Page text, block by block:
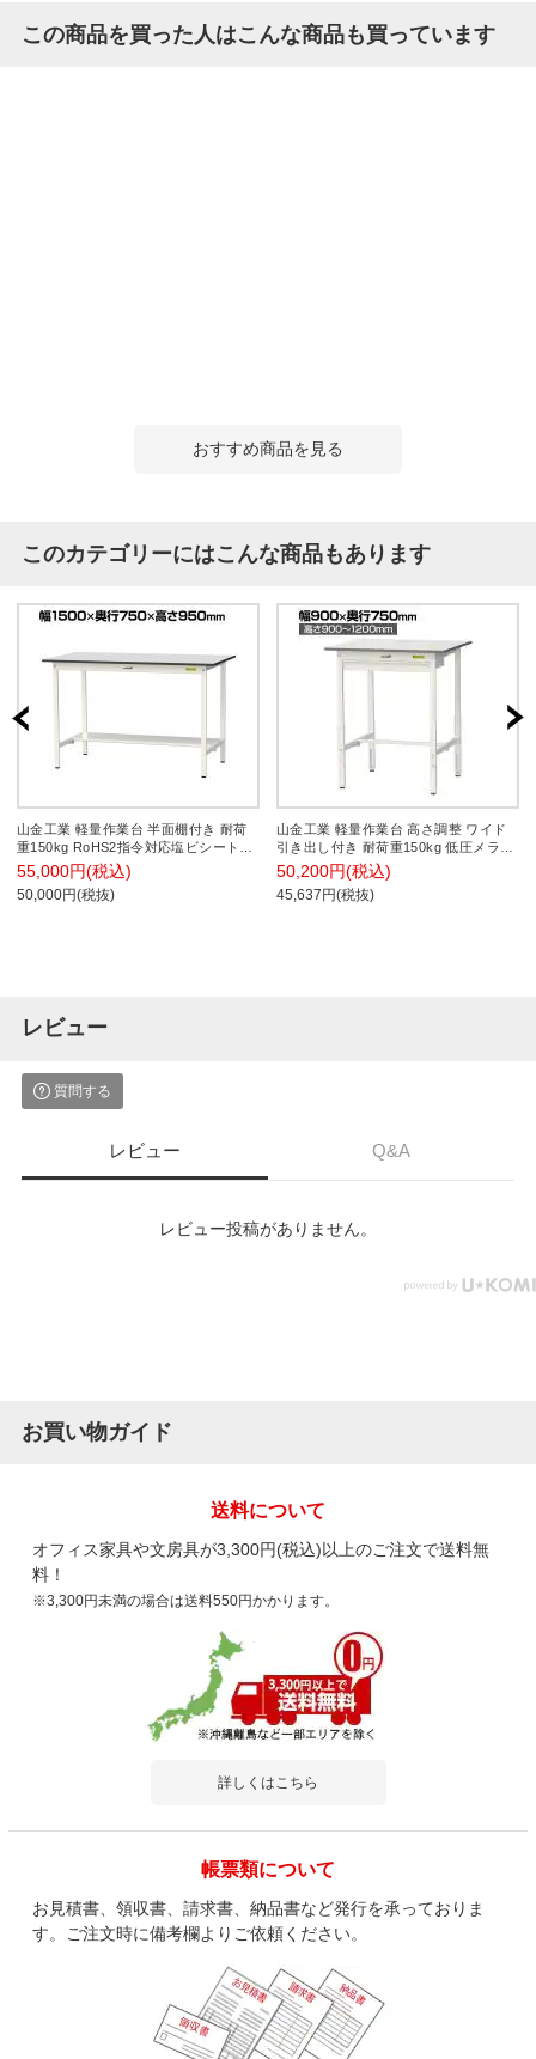
この商品を買った人はこんな商品も買っています
おすすめ商品を見る
このカテゴリーにはこんな商品もあります
山金工業 軽量作業台 半面棚付き 耐荷
重150kg RoHS2指令対応塩ビシート天
板 ワークテーブル 150シリーズ 幅
1500×奥行750×高さ950mm SURH-
1575T-GYW
55,000円(税込)
50,000円(税抜)
山金工業 軽量作業台 高さ調整 ワイド
引き出し付き 耐荷重150kg 低圧メラミ
ン天板 ワークテーブル 150シリーズ
SUPAH-975W 幅900×奥行750×高さ900
～1200mm
50,200円(税込)
45,637円(税抜)
レビュー
質問する
レビュー Q&A
レビュー投稿がありません。
お買い物ガイド
送料について
オフィス家具や文房具が3,300円(税込)以上のご注文で送料無
料！
※3,300円未満の場合は送料550円かかります。
詳しくはこちら
帳票類について
お見積書、領収書、請求書、納品書など発行を承っておりま
す。ご注文時に備考欄よりご依頼ください。